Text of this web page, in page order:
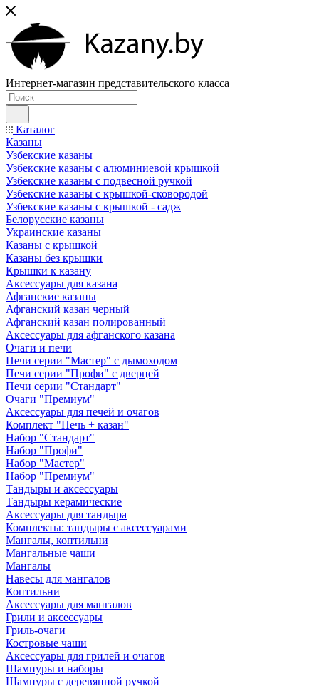
Интернет-магазин представительского класса
Каталог
Казаны
Узбекские казаны
Узбекские казаны с алюминиевой крышкой
Узбекские казаны с подвесной ручкой
Узбекские казаны с крышкой-сковородой
Узбекские казаны с крышкой - садж
Белорусские казаны
Украинские казаны
Казаны с крышкой
Казаны без крышки
Крышки к казану
Аксессуары для казана
Афганские казаны
Афганский казан черный
Афганский казан полированный
Аксессуары для афганского казана
Очаги и печи
Печи серии "Мастер" с дымоходом
Печи серии "Профи" с дверцей
Печи серии "Стандарт"
Очаги "Премиум"
Аксессуары для печей и очагов
Комплект "Печь + казан"
Набор "Стандарт"
Набор "Профи"
Набор "Мастер"
Набор "Премиум"
Тандыры и аксессуары
Тандыры керамические
Аксессуары для тандыра
Комплекты: тандыры с аксессуарами
Мангалы, коптильни
Мангальные чаши
Мангалы
Навесы для мангалов
Коптильни
Аксессуары для мангалов
Грили и аксессуары
Гриль-очаги
Костровые чаши
Аксессуары для грилей и очагов
Шампуры и наборы
Шампуры с деревянной ручкой